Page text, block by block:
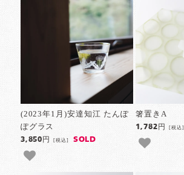
(2023年1月)安達知江 たんぽ
ぽグラス
3,850円[税込] SOLD
箸置きA
1,782円 [税込]